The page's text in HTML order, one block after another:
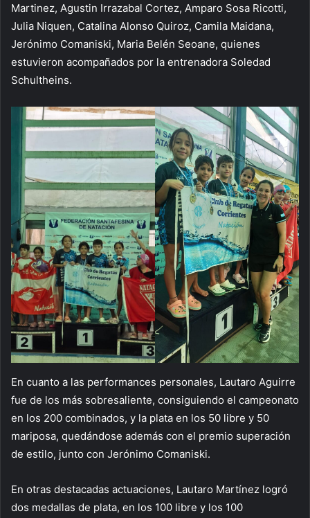
Martinez, Agustin Irrazabal Cortez, Amparo Sosa Ricotti,
Julia Niquen, Catalina Alonso Quiroz, Camila Maidana,
Jerónimo Comaniski, Maria Belén Seoane, quienes
estuvieron acompañados por la entrenadora Soledad
Schultheins.
En cuanto a las performances personales, Lautaro Aguirre
fue de los más sobresaliente, consiguiendo el campeonato
en los 200 combinados, y la plata en los 50 libre y 50
mariposa, quedándose además con el premio superación
de estilo, junto con Jerónimo Comaniski.
En otras destacadas actuaciones, Lautaro Martínez logró
dos medallas de plata, en los 100 libre y los 100